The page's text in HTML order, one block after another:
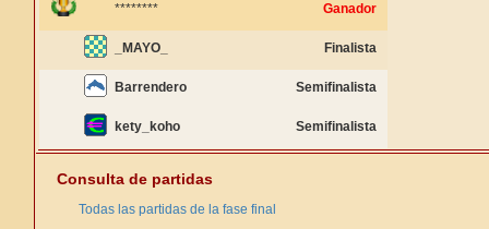
******** Ganador
_MAYO_ Finalista
Barrendero Semifinalista
kety_koho Semifinalista
Consulta de partidas
Todas las partidas de la fase final